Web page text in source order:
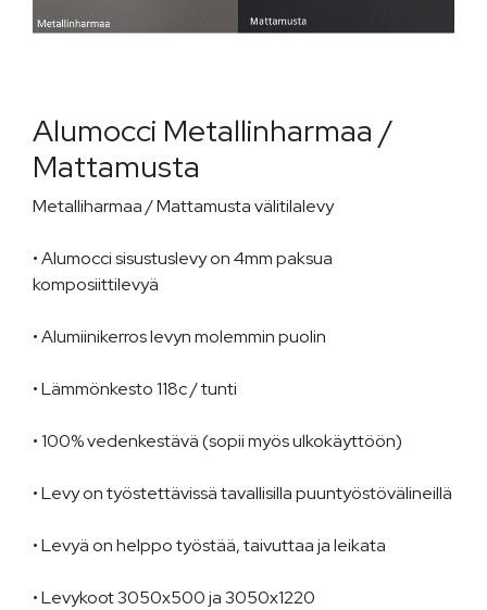
Alumocci Metallinharmaa /
Mattamusta
Metalliharmaa / Mattamusta välitilalevy
• Alumocci sisustuslevy on 4mm paksua
komposiittilevyä
• Alumiinikerros levyn molemmin puolin
• Lämmönkesto 118c / tunti
• 100% vedenkestävä (sopii myös ulkokäyttöön)
• Levy on työstettävissä tavallisilla puuntyöstövälineillä
• Levyä on helppo työstää, taivuttaa ja leikata
• Levykoot 3050x500 ja 3050x1220